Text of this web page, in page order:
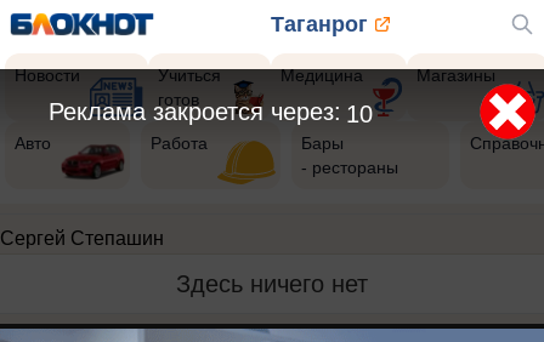
Таганрог
Новости
Учиться
готов
Медицина Магазины
Авто Работа
Бары
- рестораны
Сергей Степашин
Здесь ничего нет
10
Реклама закроется через: